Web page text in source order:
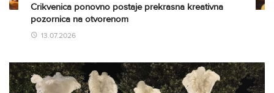
Crikvenica ponovno postaje prekrasna kreativna
pozornica na otvorenom
13.07.2026